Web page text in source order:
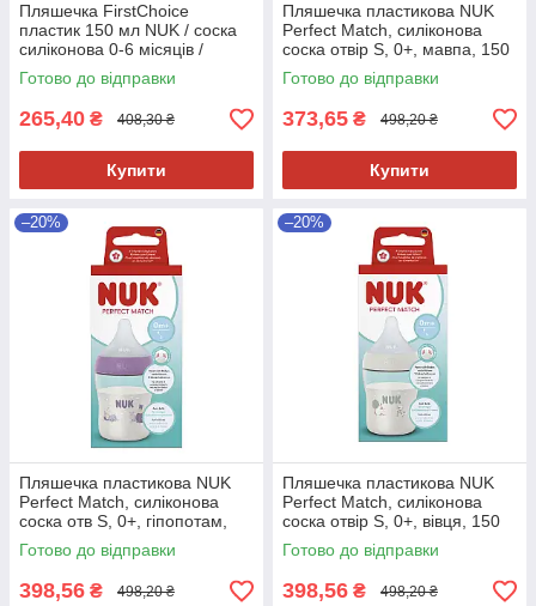
Пляшечка FirstChoice
пластик 150 мл NUK / соска
силіконова 0-6 місяців /
температурний контроль
Серця
Готово до відправки
265,40 ₴ 408,30 ₴
Купити
Пляшечка пластикова NUK
Perfect Match, силіконова
соска отвір S, 0+, мавпа, 150
мл
Готово до відправки
373,65 ₴ 498,20 ₴
Купити
–20%
Пляшечка пластикова NUK
Perfect Match, силіконова
соска отв S, 0+, гіпопотам,
150 мл
Готово до відправки
398,56 ₴ 498,20 ₴
–20%
Пляшечка пластикова NUK
Perfect Match, силіконова
соска отвір S, 0+, вівця, 150
мл
Готово до відправки
398,56 ₴ 498,20 ₴